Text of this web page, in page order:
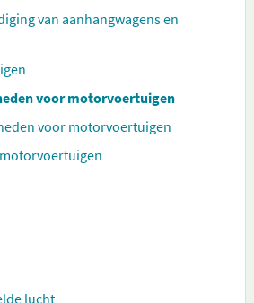
van aanhangwagens en
voor motorvoertuigen
voor motorvoertuigen
lucht